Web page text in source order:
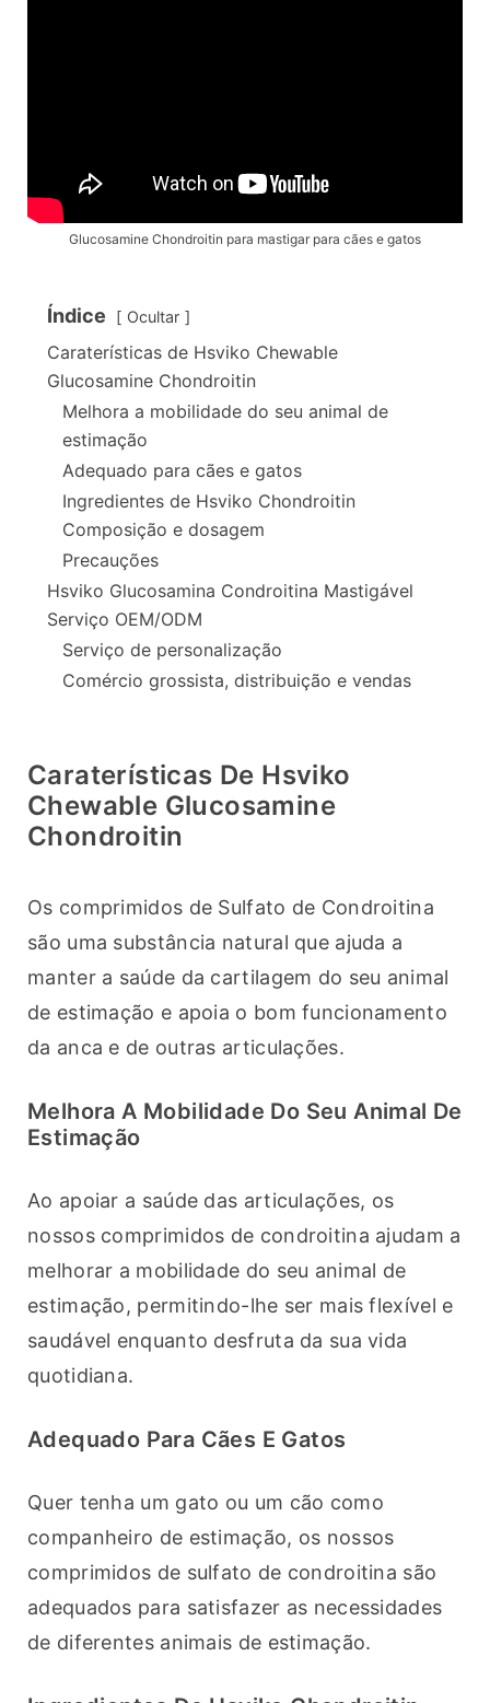
Glucosamine Chondroitin para mastigar para cães e gatos
Índice Ocultar
Caraterísticas de Hsviko Chewable
Glucosamine Chondroitin
Melhora a mobilidade do seu animal de
estimação
Adequado para cães e gatos
Ingredientes de Hsviko Chondroitin
Composição e dosagem
Precauções
Hsviko Glucosamina Condroitina Mastigável
Serviço OEM/ODM
Serviço de personalização
Comércio grossista, distribuição e vendas
Caraterísticas De Hsviko
Chewable Glucosamine
Chondroitin
Os comprimidos de Sulfato de Condroitina
são uma substância natural que ajuda a
manter a saúde da cartilagem do seu animal
de estimação e apoia o bom funcionamento
da anca e de outras articulações.
Melhora A Mobilidade Do Seu Animal De
Estimação
Ao apoiar a saúde das articulações, os
nossos comprimidos de condroitina ajudam a
melhorar a mobilidade do seu animal de
estimação, permitindo-lhe ser mais flexível e
saudável enquanto desfruta da sua vida
quotidiana.
Adequado Para Cães E Gatos
Quer tenha um gato ou um cão como
companheiro de estimação, os nossos
comprimidos de sulfato de condroitina são
adequados para satisfazer as necessidades
de diferentes animais de estimação.